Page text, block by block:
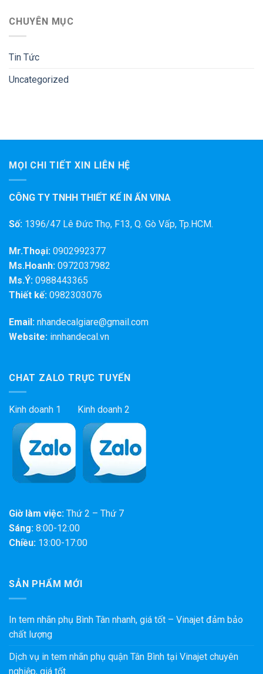
CHUYÊN MỤC
Tin Tức
Uncategorized
MỌI CHI TIẾT XIN LIÊN HỆ
CÔNG TY TNHH THIẾT KẾ IN ẤN VINA
Số: 1396/47 Lê Đức Thọ, F13, Q. Gò Vấp, Tp.HCM.
Mr.Thoại: 0902992377
Ms.Hoanh: 0972037982
Ms.Ý: 0988443365
Thiết kế: 0982303076
Email: nhandecalgiare@gmail.com
Website: innhandecal.vn
CHAT ZALO TRỰC TUYẾN
Kinh doanh 1 Kinh doanh 2
Giờ làm việc: Thứ 2 – Thứ 7
Sáng: 8:00-12:00
Chiều: 13:00-17:00
SẢN PHẨM MỚI
In tem nhãn phụ Bình Tân nhanh, giá tốt – Vinajet đảm bảo
chất lượng
Dịch vụ in tem nhãn phụ quận Tân Bình tại Vinajet chuyên
nghiệp, giá tốt